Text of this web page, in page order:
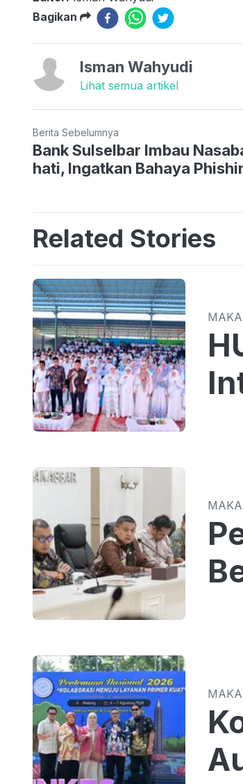
Bagikan
Isman Wahyudi
Lihat semua artikel
Berita Sebelumnya
Bank Sulselbar Imbau
hati, Ingatkan Bahaya
Related Stories